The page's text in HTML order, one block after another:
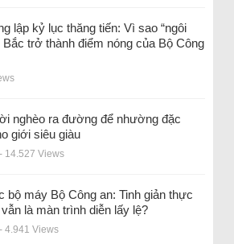
lập kỷ lục thăng tiến: Vì sao “ngôi
Bắc trở thành điểm nóng của Bộ Công
nghèo ra đường để nhường đặc
giới siêu giàu
- 14.527 Views
bộ máy Bộ Công an: Tinh giản thực
là màn trình diễn lấy lệ?
- 4.941 Views